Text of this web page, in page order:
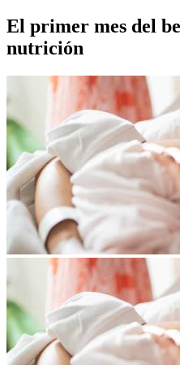
El primer mes del
nutrición